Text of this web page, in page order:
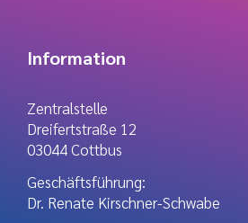
Information
Zentralstelle
Dreifertstraße 12
03044 Cottbus
Geschäftsführung:
Dr. Renate Kirschner-Schwabe